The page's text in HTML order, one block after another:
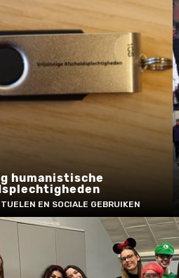
humanistische
EN SOCIALE GEBRUIKEN